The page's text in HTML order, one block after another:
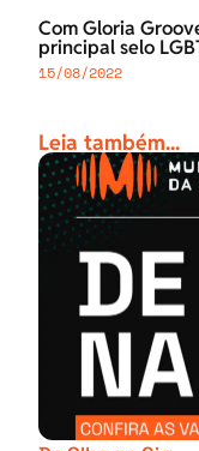
Com Gloria
principal selo
15/08/2022
Leia também...